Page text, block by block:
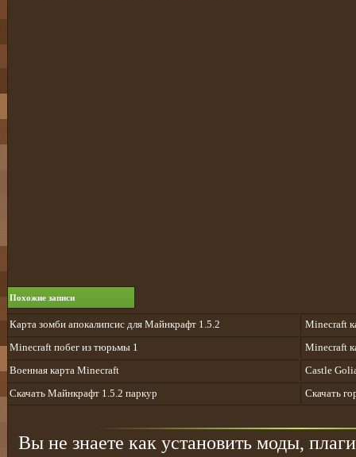
Похожие записи
Карта зомби апокалипсис для Майнкрафт 1.5.2
Minecraft
Minecraft побег из тюрьмы 1
Minecraft
Военная карта Minecraft
Castle
Скачать Майнкрафт 1.5.2 паркур
Cкачать
Вы не знаете как установить моды,